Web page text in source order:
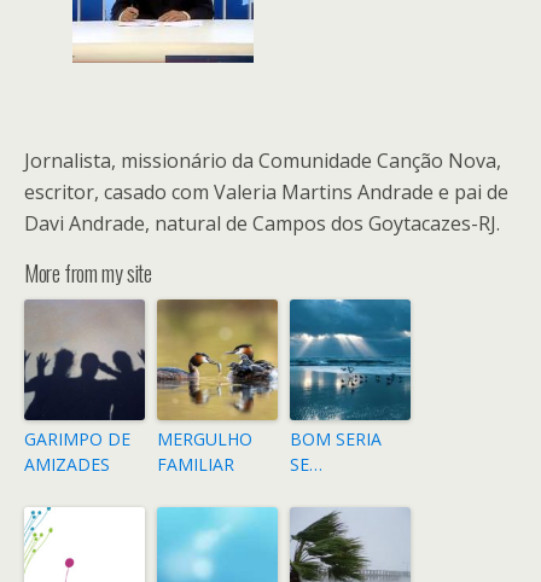
Jornalista, missionário da Comunidade Canção Nova,
escritor, casado com Valeria Martins Andrade e pai de
Davi Andrade, natural de Campos dos Goytacazes-RJ.
More from my site
GARIMPO DE
AMIZADES
MERGULHO
FAMILIAR
BOM SERIA
SE…